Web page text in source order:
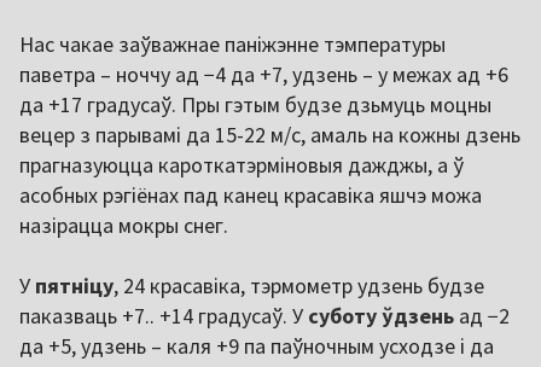
Нас чакае заўважнае паніжэнне тэмпературы
паветра – ноччу ад −4 да +7, удзень – у межах ад +6
да +17 градусаў. Пры гэтым будзе дзьмуць моцны
вецер з парывамі да 15-22 м/с, амаль на кожны дзень
прагназуюцца кароткатэрміновыя дажджы, а ў
асобных рэгіёнах пад канец красавіка яшчэ можа
назірацца мокры снег.
У пятніцу, 24 красавіка, тэрмометр удзень будзе
паказваць +7.. +14 градусаў. У суботу ўдзень ад −2
да +5, удзень – каля +9 па паўночным усходзе і да